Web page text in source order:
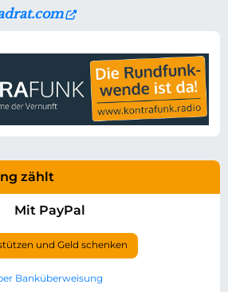
zählt
Mit PayPal
und Geld schenken
Banküberweisung